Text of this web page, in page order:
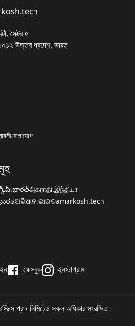
সৈক্টর ৫
উত্তর প্রদেশ, ভারত
যোগাযোগ
அகராதி.இந்தியா
ଅଭିଧାନ.ଭାରତamarkosh.tech
ফেসবুক ইনস্টাগ্রাম
প্রা॰ লিমিটেড সকল অধিকার সংরক্ষিত।